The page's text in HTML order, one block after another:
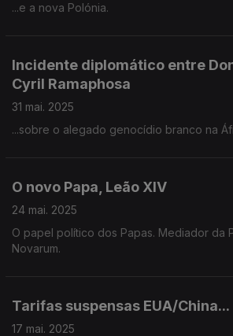
...e a nova Polónia.
Incidente diplomático entre
Cyril Ramaphosa
31 mai. 2025
...sobre o alegado genocídio branco na
O novo Papa, Leão XIV
24 mai. 2025
O papel político dos Papas. Mediador da
Novarum.
Tarifas suspensas EUA/China...
17 mai. 2025